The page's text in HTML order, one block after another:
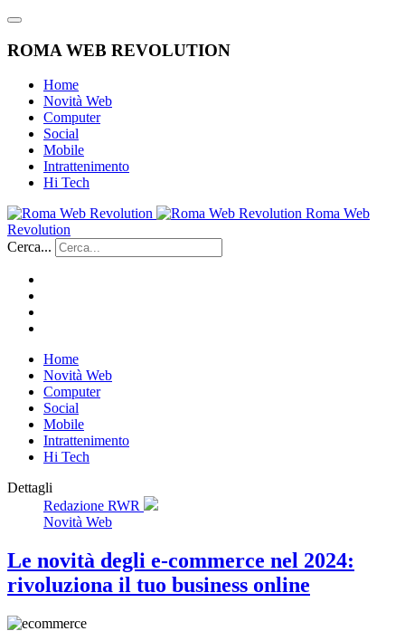
ROMA WEB REVOLUTION
Home
Novità Web
Computer
Social
Mobile
Intrattenimento
Hi Tech
Roma Web
Revolution
Cerca...
Home
Novità Web
Computer
Social
Mobile
Intrattenimento
Hi Tech
Dettagli
Redazione RWR
Novità Web
Le novità degli e-commerce nel 2024:
rivoluziona il tuo business online